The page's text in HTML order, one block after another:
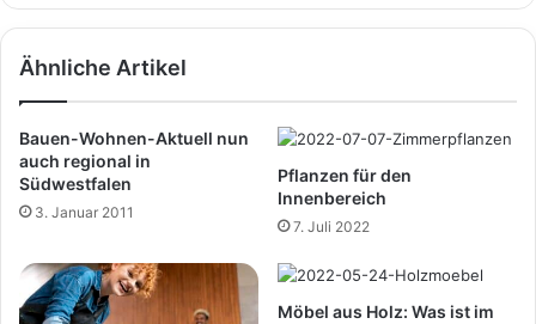
Ähnliche Artikel
Bauen-Wohnen-Aktuell nun
auch regional in
Südwestfalen
3. Januar 2011
Pflanzen für den
Innenbereich
7. Juli 2022
Möbel aus Holz: Was ist im